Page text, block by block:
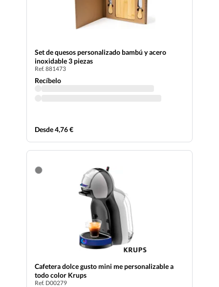
Set de quesos personalizado bambú y acero
inoxidable 3 piezas
Ref. 881473
Recíbelo
Desde 4,76 €
Cafetera dolce gusto mini me personalizable a
todo color Krups
Ref. D00279